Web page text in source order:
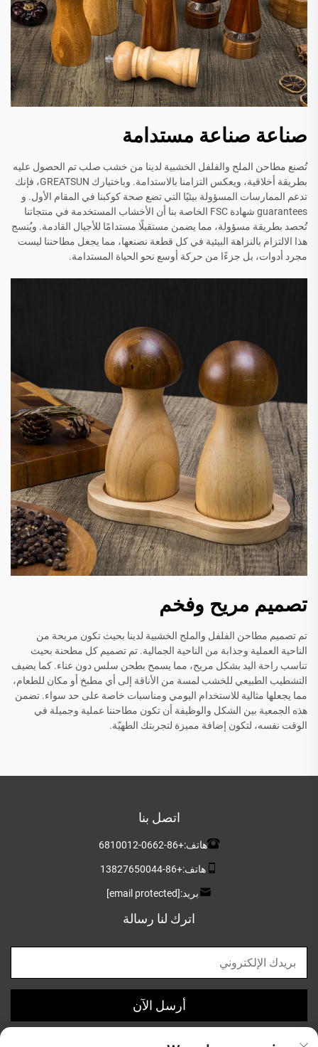
صناعة صناعة مستدامة
تُصنع مطاحن الملح والفلفل الخشبية لدينا من خشب صلب تم الحصول عليه
بطريقة أخلاقية، ويعكس التزامنا بالاستدامة. وباختيارك GREATSUN، فإنك
تدعم الممارسات المسؤولة بيئيًا التي تضع صحة كوكبنا في المقام الأول. و
guarantees شهادة FSC الخاصة بنا أن الأخشاب المستخدمة في منتجاتنا
تُحصد بطريقة مسؤولة، مما يضمن مستقبلًا مستدامًا للأجيال القادمة. ويُنسج
هذا الالتزام بالنزاهة البيئية في كل قطعة نصنعها، مما يجعل مطاحننا ليست
مجرد أدوات، بل جزءًا من حركة أوسع نحو الحياة المستدامة.
تصميم مريح وفخم
تم تصميم مطاحن الفلفل والملح الخشبية لدينا بحيث تكون مريحة من
الناحية العملية وجذابة من الناحية الجمالية. تم تصميم كل مطحنة بحيث
تناسب راحة اليد بشكل مريح، مما يسمح بطحن سلس دون عناء. كما يضيف
التشطيب الطبيعي للخشب لمسة من الأناقة إلى أي مطبخ أو مكان للطعام،
مما يجعلها مثالية للاستخدام اليومي ومناسبات خاصة على حد سواء. تضمن
هذه الجمعية بين الشكل والوظيفة أن تكون مطاحننا عملية وجميلة في
الوقت نفسه، لتكون إضافة مميزة لتجربتك الطهيّة.
اتصل بنا
هاتف:+86-0662-6810012
هاتف:+86-13827650044
بريد:[email protected]
اترك لنا رسالة
أرسل الآن